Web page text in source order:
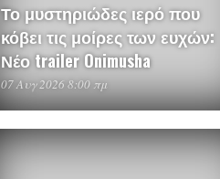
Το μυστηριώδες ιερό που
κόβει τις μοίρες των ευχών:
Νέο trailer Onimusha
07 Αυγ 2026 8:00 πμ